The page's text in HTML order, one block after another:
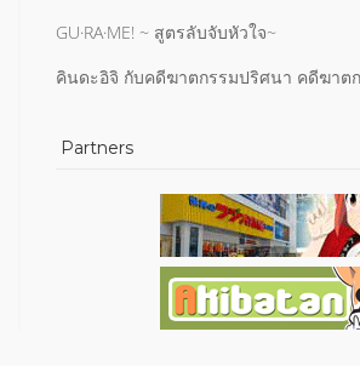
GU·RA·ME! ~ สูตรลับจับหัวใจ~
คินดะอิจิ กับคดีฆาตกรรมปริศนา คดีฆาต
Partners